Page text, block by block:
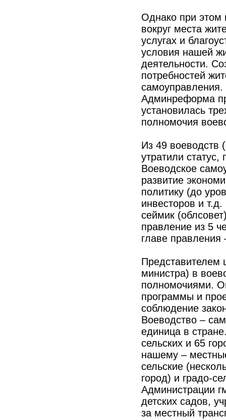
Однако при этом
вокруг места
услугах и
условия нашей
деятельности.
потребностей
самоуправления.
Админреформа
установилась
полномочия
Из 49 воеводств
утратили
Воеводское
развитие
политику (до
инвесторов и
сеймик
правление из 5
главе
Представителем
министра) в
полномочиями.
программы и
соблюдение
Воеводство –
единица в
сельских и 65
нашему –
сельские
город) и градо-
Администрации
детских садов,
за местный